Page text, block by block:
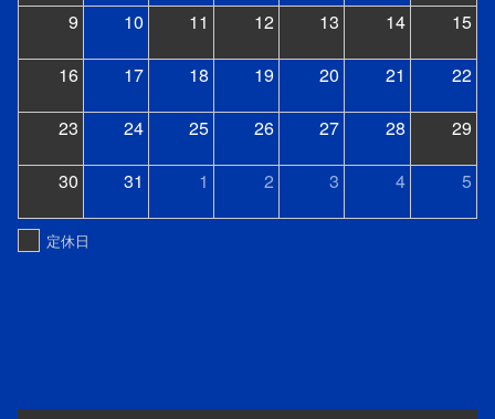
9 10 11 12 13 14 15
16 17 18 19 20 21 22
23 24 25 26 27 28 29
30 31 1 2 3 4 5
定休日